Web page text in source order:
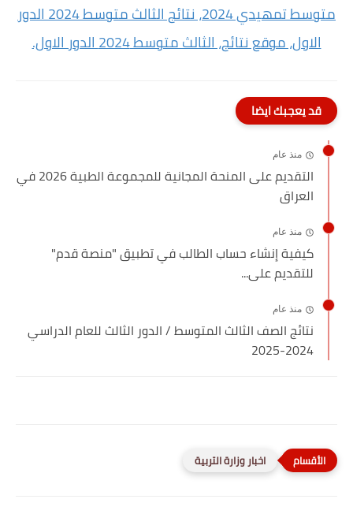
متوسط تمهيدي 2024، نتائج الثالث متوسط 2024 الدور
الاول، موقع نتائج، الثالث متوسط 2024 الدور الاول.
قد يعجبك ايضا
منذ عام
التقديم على المنحة المجانية للمجموعة الطبية 2026 في
العراق
منذ عام
كيفية إنشاء حساب الطالب في تطبيق "منصة قدم"
للتقديم على...
منذ عام
نتائج الصف الثالث المتوسط / الدور الثالث للعام الدراسي
2024-2025
اخبار وزارة التربية